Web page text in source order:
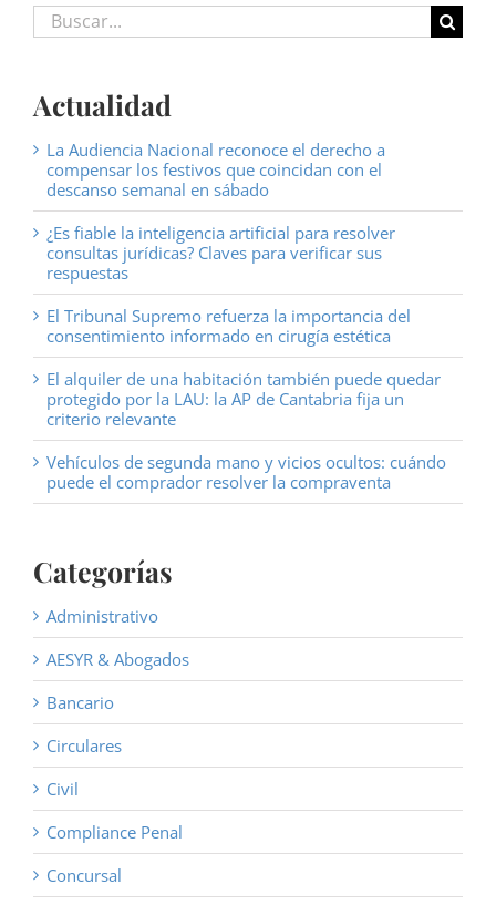
Buscar:
Actualidad
La Audiencia Nacional reconoce el derecho a
compensar los festivos que coincidan con el
descanso semanal en sábado
¿Es fiable la inteligencia artificial para resolver
consultas jurídicas? Claves para verificar sus
respuestas
El Tribunal Supremo refuerza la importancia del
consentimiento informado en cirugía estética
El alquiler de una habitación también puede quedar
protegido por la LAU: la AP de Cantabria fija un
criterio relevante
Vehículos de segunda mano y vicios ocultos: cuándo
puede el comprador resolver la compraventa
Categorías
Administrativo
AESYR & Abogados
Bancario
Circulares
Civil
Compliance Penal
Concursal